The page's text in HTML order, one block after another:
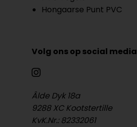
Hongaarse Punt PVC
Volg ons op social media
Âlde Dyk 18a
9288 XC Kootstertille
KvK.Nr.: 82332061